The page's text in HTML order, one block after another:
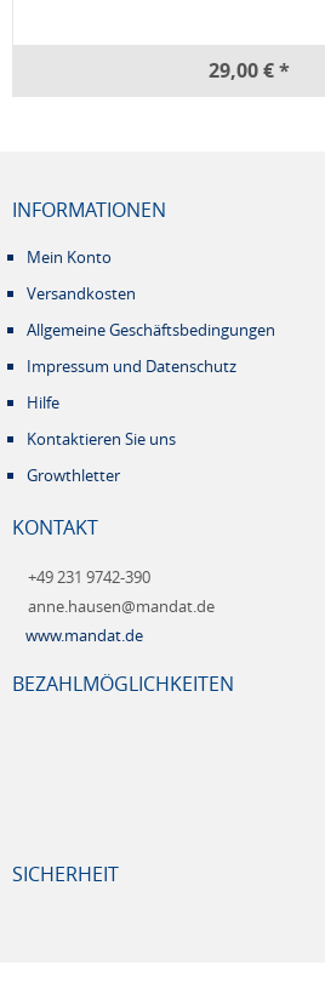
29,00 € *
INFORMATIONEN
Mein Konto
Versandkosten
Allgemeine Geschäftsbedingungen
Impressum und Datenschutz
Hilfe
Kontaktieren Sie uns
Growthletter
KONTAKT
+49 231 9742-390
anne.hausen@mandat.de
www.mandat.de
BEZAHLMÖGLICHKEITEN
SICHERHEIT